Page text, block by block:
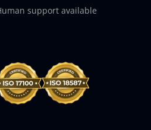
support available